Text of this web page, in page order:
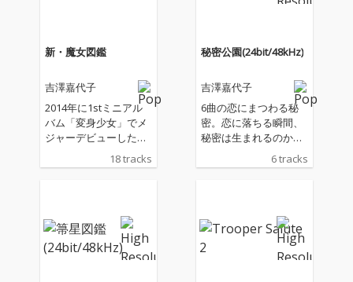
新・魔女図鑑
吉澤嘉代子
2014年に1stミニアル
バム「変身少女」でメ
ジャーデビューした吉
澤嘉代子が、 クラウン
在籍時代に残したデビ
18 tracks
秘密公園(24bit/48kHz)
吉澤嘉代子
6曲の恋にまつわる秘
密。恋に落ちる瞬間、
秘密は生まれるのかも
しれません。妄想系個
性派シンガーソングラ
6 tracks